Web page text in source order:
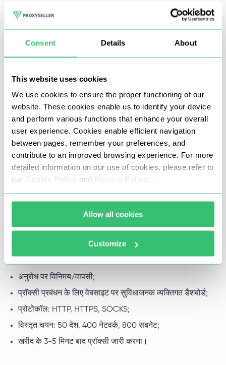
Consent Details About
This website uses cookies
We use cookies to ensure the proper functioning of our
website. These cookies enable us to identify your device
and perform various functions that enhance your overall
user experience. Cookies enable efficient navigation
between pages, remember your preferences, and
contribute to an improved browsing experience. For more
detailed information on our use of cookies, please refer to
our Cookie Policy and Privacy Policy.
Allow all cookies
Customize
लिए एक अलग स्थान पर स्थित एक अलग आईपी निर्दिष्ट करके कंप्यूटर के
आप प्रॉक्सी-सेलर से जार्वी के लिए निजी प्रॉक्सी खरीद सकते हैं। हम
प्रॉक्सी की मदद से, आप ब्लॉक किए जाने के जोखिम के बिना जारवी
प्रोग्राम का उपयोग कर सकते हैं, गुमनाम रूप से इंटरनेट पर साइटों पर जा
सकते हैं और कई अन्य समस्याओं का समाधान कर सकते हैं।
आपको प्रॉक्सी-सेलर से जारवी के लिए प्रॉक्सी क्यों
खरीदना चाहिए
आपको हमारी कंपनी से प्रॉक्सी सर्वर क्यों ऑर्डर करना चाहिए इसके कारण:
52% तक की छूट;
अनुरोध पर विनिमय/वापसी;
प्रॉक्सी प्रबंधन के लिए वेबसाइट पर सुविधाजनक व्यक्तिगत डैशबोर्ड;
प्रोटोकॉल: HTTP, HTTPS, SOCKS;
विस्तृत चयन: 50 देश, 400 नेटवर्क, 800 सबनेट;
खरीद के 3-5 मिनट बाद प्रॉक्सी जारी करना।